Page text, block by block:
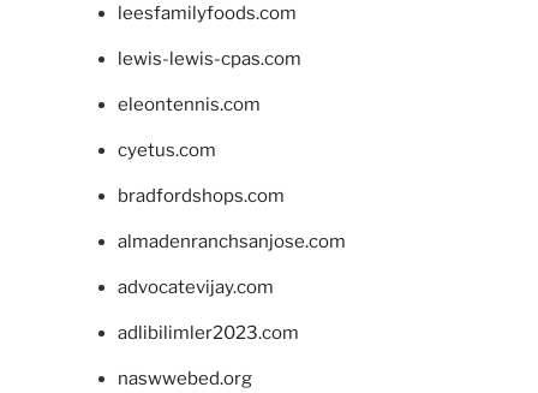
leesfamilyfoods.com
lewis-lewis-cpas.com
eleontennis.com
cyetus.com
bradfordshops.com
almadenranchsanjose.com
advocatevijay.com
adlibilimler2023.com
naswwebed.org